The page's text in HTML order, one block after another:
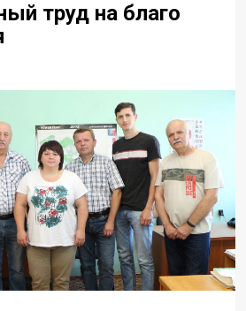
труд на благо